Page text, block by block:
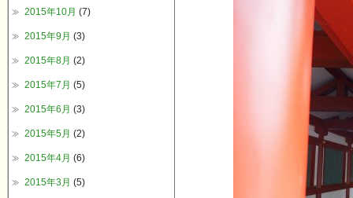
2015年10月 (7)
2015年9月 (3)
2015年8月 (2)
2015年7月 (5)
2015年6月 (3)
2015年5月 (2)
2015年4月 (6)
2015年3月 (5)